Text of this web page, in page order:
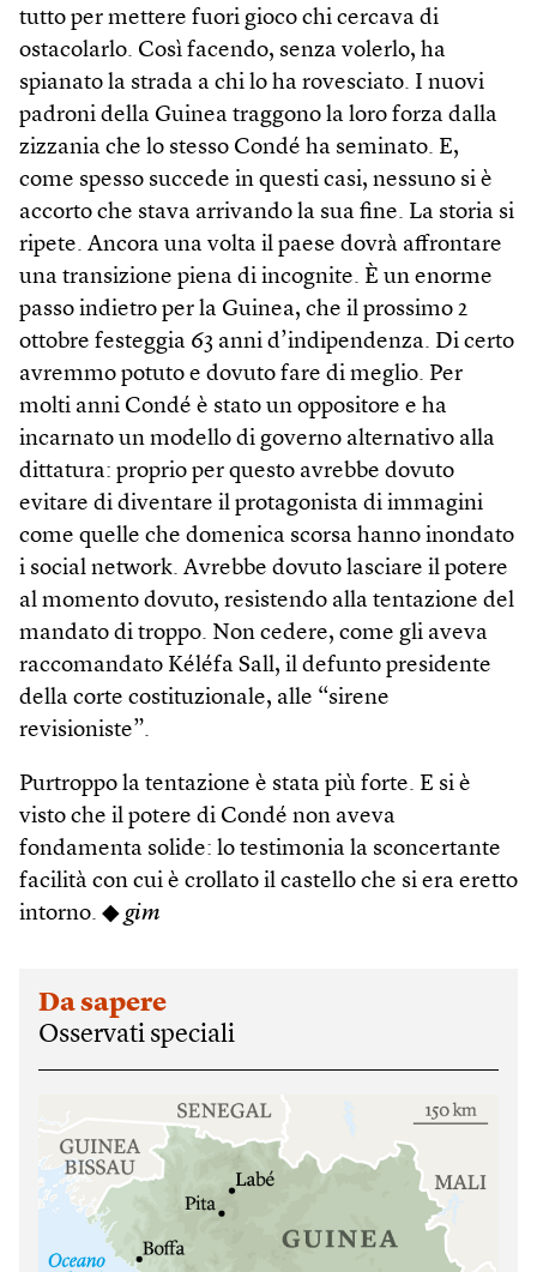
tutto per mettere fuori gioco chi cercava di
ostacolarlo. Così facendo, senza volerlo, ha
spianato la strada a chi lo ha rovesciato. I nuovi
padroni della Guinea traggono la loro forza dalla
zizzania che lo stesso Condé ha seminato. E,
come spesso succede in questi casi, nessuno si è
accorto che stava arrivando la sua fine. La storia si
ripete. Ancora una volta il paese dovrà affrontare
una transizione piena di incognite. È un enorme
passo indietro per la Guinea, che il prossimo 2
ottobre festeggia 63 anni d’indipendenza. Di certo
avremmo potuto e dovuto fare di meglio. Per
molti anni Condé è stato un oppositore e ha
incarnato un modello di governo alternativo alla
dittatura: proprio per questo avrebbe dovuto
evitare di diventare il protagonista di immagini
come quelle che domenica scorsa hanno inondato
i social network. Avrebbe dovuto lasciare il potere
al momento dovuto, resistendo alla tentazione del
mandato di troppo. Non cedere, come gli aveva
raccomandato Kéléfa Sall, il defunto presidente
della corte costituzionale, alle “sirene
revisioniste”.
Purtroppo la tentazione è stata più forte. E si è
visto che il potere di Condé non aveva
fondamenta solide: lo testimonia la sconcertante
facilità con cui è crollato il castello che si era eretto
intorno. ◆ gim
Da sapere
Osservati speciali